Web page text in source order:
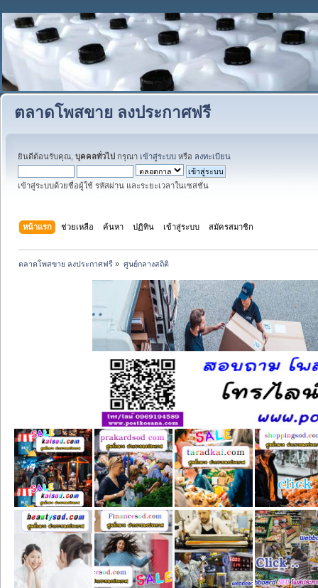
ตลาดโพสขาย ลงประกาศฟรี
ยินดีต้อนรับคุณ, บุคคลทั่วไป กรุณา เข้าสู่ระบบ หรือ ลงทะเบียน
เข้าสู่ระบบด้วยชื่อผู้ใช้ รหัสผ่าน และระยะเวลาในเซสชั่น
หน้าแรก ช่วยเหลือ ค้นหา ปฏิทิน เข้าสู่ระบบ สมัครสมาชิก
ตลาดโพสขาย ลงประกาศฟรี » ศูนย์กลางสถิติ